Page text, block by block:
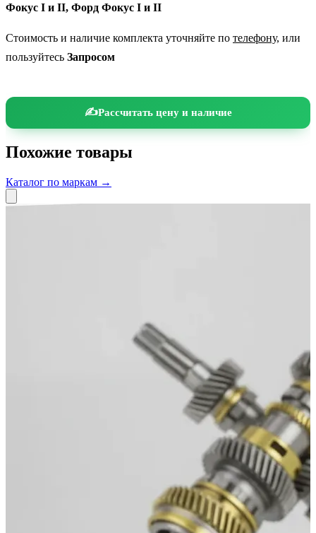
Фокус I и II, Форд Фокус I и II
Стоимость и наличие комплекта уточняйте по телефону, или
пользуйтесь Запросом
Рассчитать цену и наличие
Похожие товары
Каталог по маркам →